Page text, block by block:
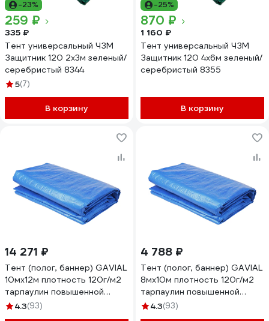
-23%
259 ₽
335 ₽
Тент универсальный ЧЗМ
Защитник 120 2х3м зеленый/
серебристый 8344
5(7)
В корзину
-25%
870 ₽
1 160 ₽
Тент универсальный ЧЗМ
Защитник 120 4х6м зеленый/
серебристый 8355
В корзину
14 271 ₽
Тент (полог, баннер) GAVIAL
10мх12м плотность 120г/м2
тарпаулин повышенной
плотности (строительный
4.3(93)
4 788 ₽
Тент (полог, баннер) GAVIAL
8мх10м плотность 120г/м2
тарпаулин повышенной
плотности
4.3(93)